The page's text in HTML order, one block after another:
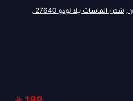
شحن الماسات يلا لودو 27640 ,